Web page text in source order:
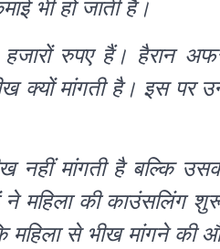
भी हो जाती है।
रुपए हैं। हैरान
क्यों मांगती है। इस पर
नहीं मांगती है बल्कि
महिला की काउंसलिंग
से भीख मांगने की